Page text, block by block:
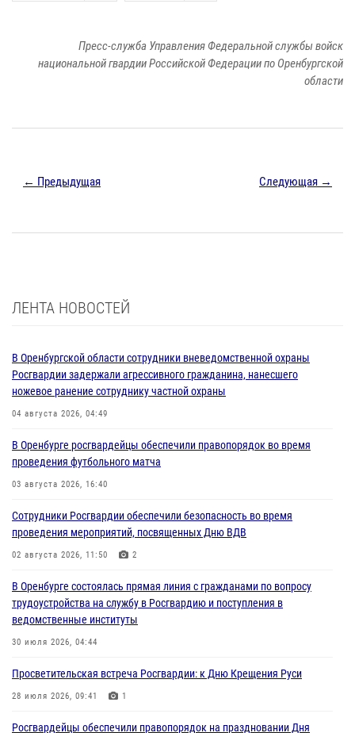
Пресс-служба Управления Федеральной службы войск
национальной гвардии Российской Федерации по Оренбургской
области
← Предыдущая Следующая →
ЛЕНТА НОВОСТЕЙ
В Оренбургской области сотрудники вневедомственной охраны
Росгвардии задержали агрессивного гражданина, нанесшего
ножевое ранение сотруднику частной охраны
04 августа 2026, 04:49
В Оренбурге росгвардейцы обеспечили правопорядок во время
проведения футбольного матча
03 августа 2026, 16:40
Сотрудники Росгвардии обеспечили безопасность во время
проведения мероприятий, посвященных Дню ВДВ
02 августа 2026, 11:50 2
В Оренбурге состоялась прямая линия с гражданами по вопросу
трудоустройства на службу в Росгвардию и поступления в
ведомственные институты
30 июля 2026, 04:44
Просветительская встреча Росгвардии: к Дню Крещения Руси
28 июля 2026, 09:41 1
Росгвардейцы обеспечили правопорядок на праздновании Дня